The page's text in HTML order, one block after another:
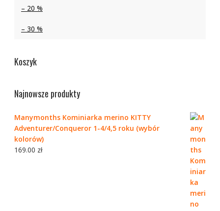
– 20 %
– 30 %
Koszyk
Najnowsze produkty
Manymonths Kominiarka merino KITTY
Adventurer/Conqueror 1-4/4,5 roku (wybór
kolorów)
169.00 zł